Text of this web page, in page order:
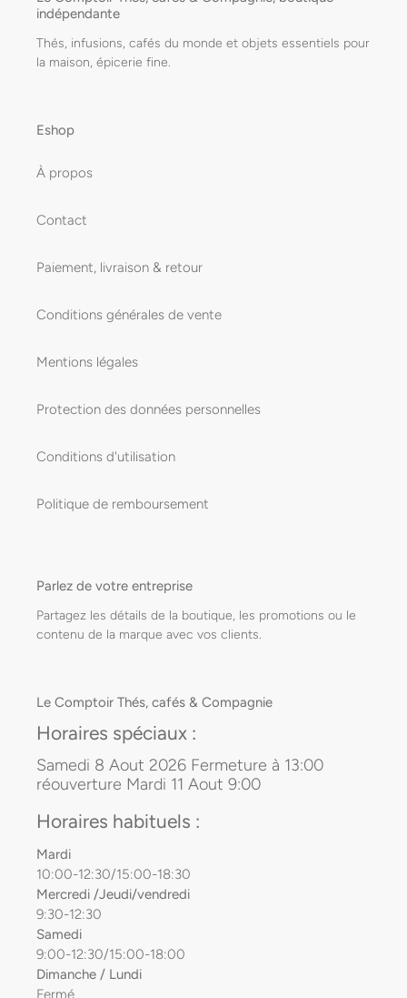
indépendante
Thés, infusions, cafés du monde et objets essentiels pour
la maison, épicerie fine.
Eshop
À propos
Contact
Paiement, livraison & retour
Conditions générales de vente
Mentions légales
Protection des données personnelles
Conditions d'utilisation
Politique de remboursement
Parlez de votre entreprise
Partagez les détails de la boutique, les promotions ou le
contenu de la marque avec vos clients.
Le Comptoir Thés, cafés & Compagnie
Horaires spéciaux :
Samedi 8 Aout 2026 Fermeture à 13:00
réouverture Mardi 11 Aout 9:00
Horaires habituels :
Mardi
10:00-12:30/15:00-18:30
Mercredi /Jeudi/vendredi
9:30-12:30
Samedi
9:00-12:30/15:00-18:00
Dimanche / Lundi
Fermé